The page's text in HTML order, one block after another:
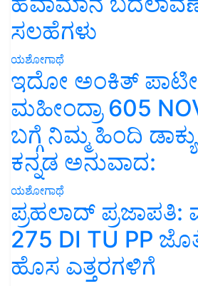
ಸಲಹೆಗಳು
ಯಶೋಗಾಥೆ
ಇದೋ ಅಂಕಿತ್
ಮಹೀಂದ್ರಾ 605
ಬಗ್ಗೆ ನಿಮ್ಮ ಹಿಂದಿ
ಕನ್ನಡ ಅನುವಾದ:
ಯಶೋಗಾಥೆ
ಪ್ರಹಲಾದ್ ಪ್ರಜಾಪತಿ:
275 DI TU PP
ಹೊಸ ಎತ್ತರಗಳಿಗೆ